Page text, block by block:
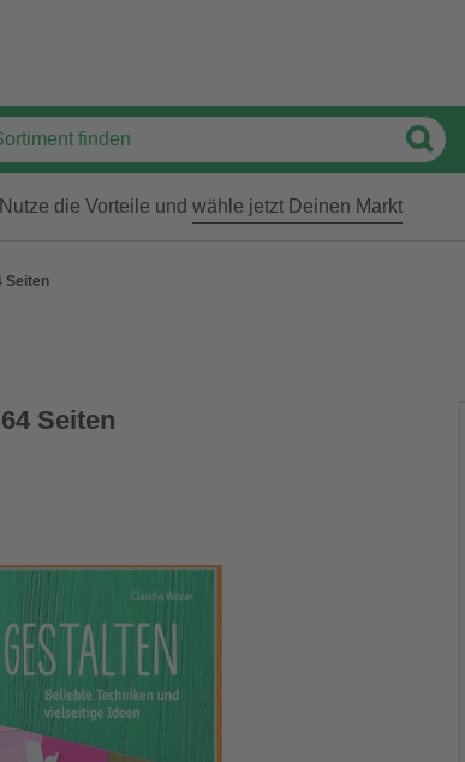
Nutze die Vorteile und wähle jetzt Deinen Markt
Seiten
Seiten